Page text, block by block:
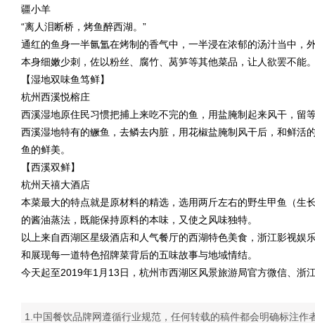
疆小羊
“离人泪断桥，烤鱼醉西湖。”
通红的鱼身一半氤氲在烤制的香气中，一半浸在浓郁的汤汁当中，
本身细嫩少刺，佐以粉丝、腐竹、莴笋等其他菜品，让人欲罢不能
【湿地双味鱼笃鲜】
杭州西溪悦榕庄
西溪湿地原住民习惯把捕上来吃不完的鱼，用盐腌制起来风干，留
西溪湿地特有的鳜鱼，去鳞去内脏，用花椒盐腌制风干后，和鲜活
鱼的鲜美。
【西溪双鲜】
杭州天禧大酒店
本菜最大的特点就是原材料的精选，选用两斤左右的野生甲鱼（生
的酱油蒸法，既能保持原料的本味，又使之风味独特。
以上来自西湖区星级酒店和人气餐厅的西湖特色美食，浙江影视娱
和展现每一道特色招牌菜背后的五味故事与地域情结。
今天起至2019年1月13日，杭州市西湖区风景旅游局官方微信、浙
1.中国餐饮品牌网遵循行业规范，任何转载的稿件都会明确标注作